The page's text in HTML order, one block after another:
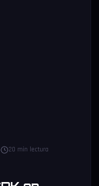
20 min lectura